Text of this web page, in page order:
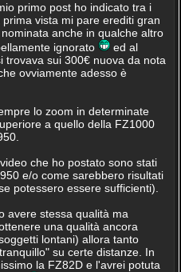
primo post ho indicato tra i
vista mi pare erediti gran
anche in qualche altro
ignorato
ed al
trovava sui 300€ nuova da nota
ovviamente adesso è
lo zoom in determinate
a quello della FZ1000
che ho postato sono stati
e/o come sarebbero risultati
potessero essere sufficienti).
avere stessa qualità ma
una qualità ancora
lontani) allora tanto
su certe distanze. In
la FZ82D e l'avrei potuta